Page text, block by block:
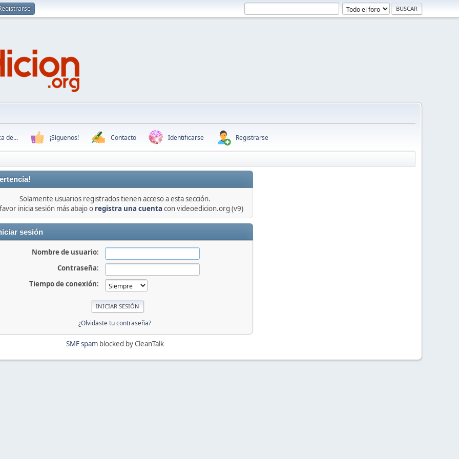
de... ¡Síguenos! Contacto Identificarse Registrarse
Solamente usuarios registrados tienen acceso a esta sección.
inicia sesión más abajo o registra una cuenta con videoedicion.org (v9)
sesión
Nombre de usuario:
Contraseña:
Tiempo de conexión:
¿Olvidaste tu contraseña?
SMF spamblocked by CleanTalk